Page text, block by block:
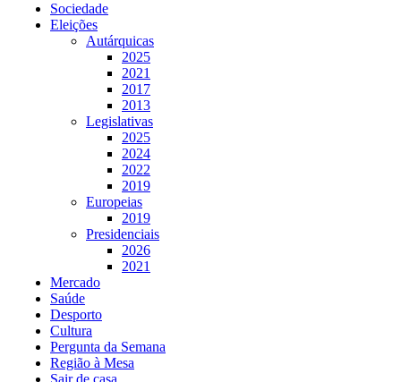
Sociedade
Eleições
Autárquicas
2025
2021
2017
2013
Legislativas
2025
2024
2022
2019
Europeias
2019
Presidenciais
2026
2021
Mercado
Saúde
Desporto
Cultura
Pergunta da Semana
Região à Mesa
Sair de casa